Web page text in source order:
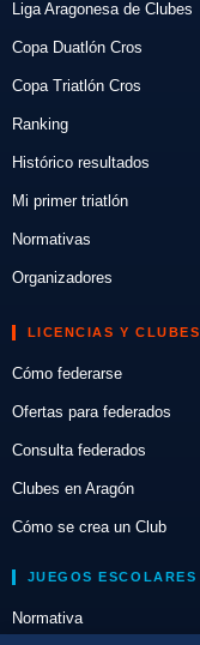
Liga Aragonesa de Clubes
Copa Duatlón Cros
Copa Triatlón Cros
Ranking
Histórico resultados
Mi primer triatlón
Normativas
Organizadores
LICENCIAS Y CLUBES
Cómo federarse
Ofertas para federados
Consulta federados
Clubes en Aragón
Cómo se crea un Club
JUEGOS ESCOLARES
Normativa